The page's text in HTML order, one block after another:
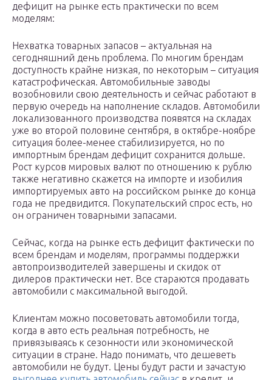
дефицит на рынке есть практически по всем
моделям:
Нехватка товарных запасов – актуальная на
сегодняшний день проблема. По многим брендам
доступность крайне низкая, по некоторым – ситуация
катастрофическая. Автомобильные заводы
возобновили свою деятельность и сейчас работают в
первую очередь на наполнение складов. Автомобили
локализованного производства появятся на складах
уже во второй половине сентября, в октябре-ноябре
ситуация более-менее стабилизируется, но по
импортным брендам дефицит сохранится дольше.
Рост курсов мировых валют по отношению к рублю
также негативно скажется на импорте и изобилия
импортируемых авто на российском рынке до конца
года не предвидится. Покупательский спрос есть, но
он ограничен товарными запасами.
Сейчас, когда на рынке есть дефицит фактически по
всем брендам и моделям, программы поддержки
автопроизводителей завершены и скидок от
дилеров практически нет. Все стараются продавать
автомобили с максимальной выгодой.
Клиентам можно посоветовать автомобили тогда,
когда в авто есть реальная потребность, не
привязываясь к сезонности или экономической
ситуации в стране. Надо понимать, что дешеветь
автомобили не будут. Цены будут расти и зачастую